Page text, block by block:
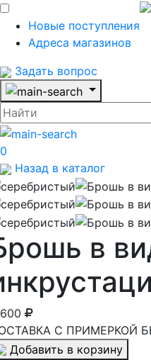
Новые поступления
Адреса магазинов
Задать вопрос
0
Назад в каталог
в
С ПРИМЕРКОЙ
Добавить в корзину